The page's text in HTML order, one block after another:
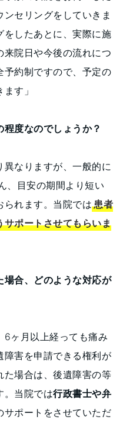
セリングをしていきま
をしたあとに、実際に施
院日や今後の流れにつ
予約制ですので、予定の
す」
度なのでしょうか？
異なりますが、一般的に
、目安の期間より短い
られます。当院では患者
サポートさせてもらいま
合、どのような対応が
6ヶ月以上経っても痛み
障害を申請できる権利が
た場合は、後遺障害の等
。当院では行政書士や弁
サポートをさせていただ